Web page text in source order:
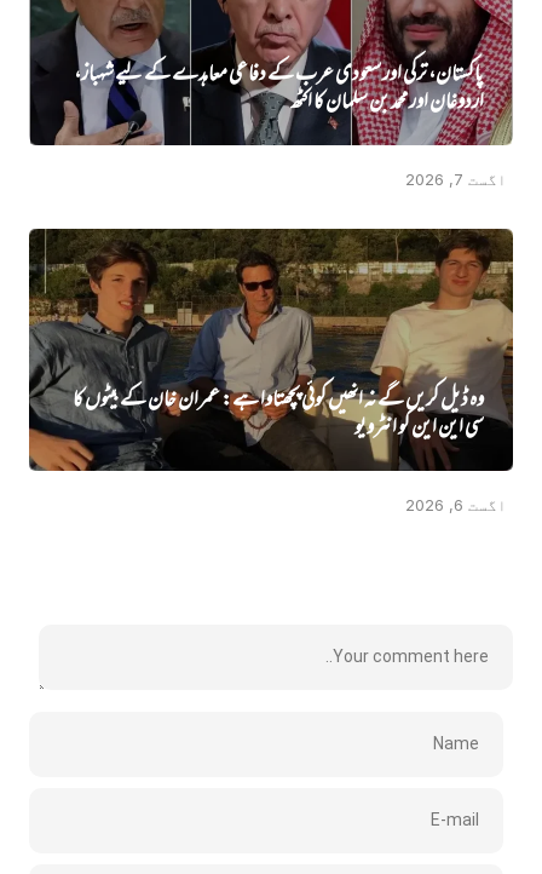
پاکستان، ترکی اور سعودی عرب کے دفاعی معاہدے کے لیے شہباز،
اردوغان اور محمد بن سلمان کا اکٹھ
اگست 7, 2026
وہ ڈیل کریں گے نہ انھیں کوئی پچھتاوا ہے: عمران خان کے بیٹوں کا
سی این این کو انٹرویو
اگست 6, 2026